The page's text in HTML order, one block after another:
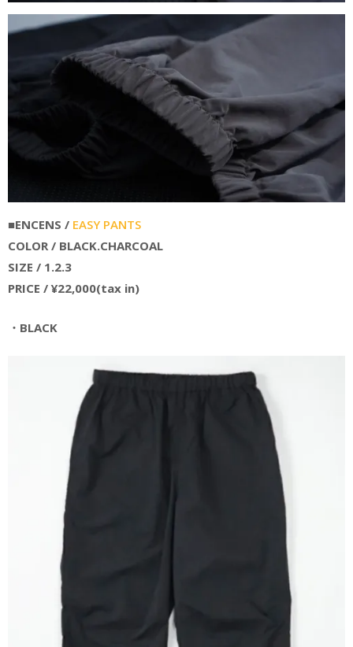
■ENCENS / EASY PANTS
COLOR / BLACK.CHARCOAL
SIZE / 1.2.3
PRICE / ¥22,000(tax in)
・ BLACK